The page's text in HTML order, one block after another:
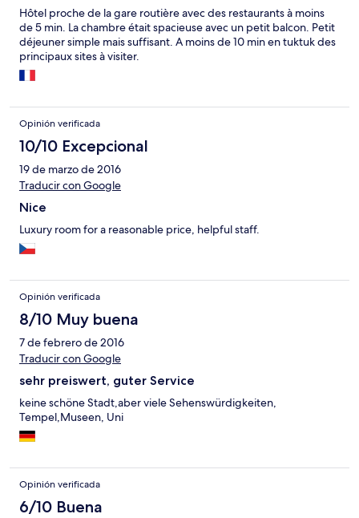
Hôtel proche de la gare routière avec des restaurants à moins
de 5 min. La chambre était spacieuse avec un petit balcon. Petit
déjeuner simple mais suffisant. A moins de 10 min en tuktuk des
principaux sites à visiter.
Opinión verificada
10/10 Excepcional
19 de marzo de 2016
Traducir con Google
Nice
Luxury room for a reasonable price, helpful staff.
Opinión verificada
8/10 Muy buena
7 de febrero de 2016
Traducir con Google
sehr preiswert, guter Service
keine schöne Stadt,aber viele Sehenswürdigkeiten,
Tempel,Museen, Uni
Opinión verificada
6/10 Buena